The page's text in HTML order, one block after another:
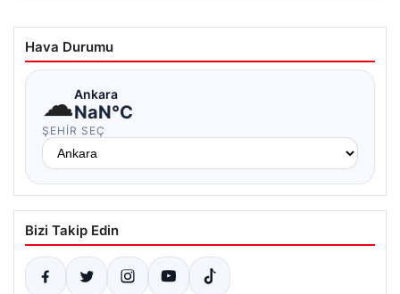
Hava Durumu
☁Ankara
NaN°C
ŞEHIR SEÇ
Bizi Takip Edin